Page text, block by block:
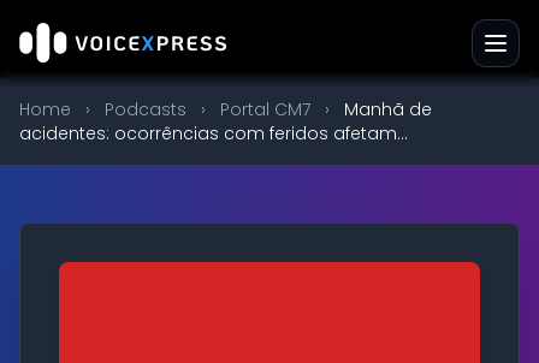
Home › Podcasts › Portal CM7 ›
Manhã de
acidentes: ocorrências com feridos afetam...